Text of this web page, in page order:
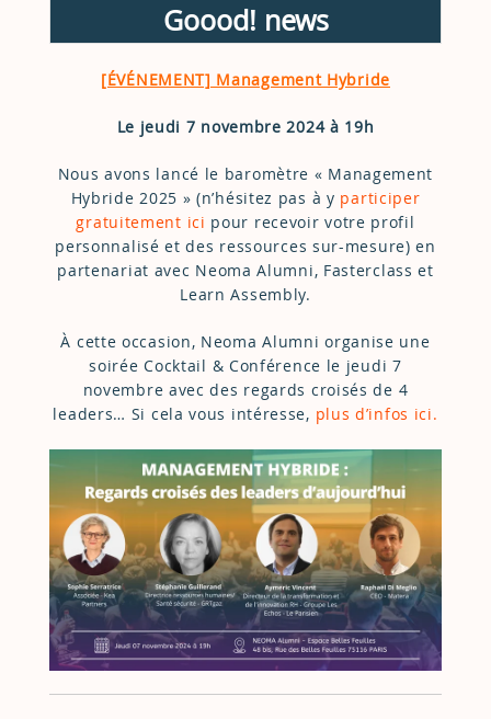
Goood! news
[ÉVÉNEMENT] Management Hybride
Le jeudi 7 novembre 2024 à 19h
Nous avons lancé le baromètre « Management
Hybride 2025 » (n’hésitez pas à y participer
gratuitement ici pour recevoir votre profil
personnalisé et des ressources sur-mesure) en
partenariat avec Neoma Alumni, Fasterclass et
Learn Assembly.
À cette occasion, Neoma Alumni organise une
soirée Cocktail & Conférence le jeudi 7
novembre avec des regards croisés de 4
leaders… Si cela vous intéresse, plus d’infos ici.